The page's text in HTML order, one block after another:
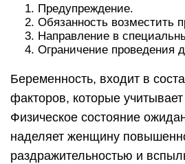
Предупреждение.
Обязанность возместить
Направление в
Ограничение проведения
Беременность, входит в
факторов, которые
Физическое состояние
наделяет женщину
раздражительностью и